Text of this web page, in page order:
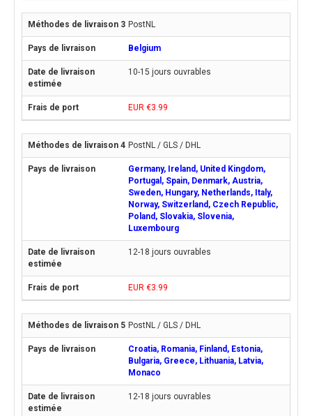
PostNL
Belgium
10-15 jours ouvrables
EUR €3.99
PostNL / GLS / DHL
Germany, Ireland, United Kingdom,
Portugal, Spain, Denmark, Austria,
Sweden, Hungary, Netherlands, Italy,
Norway, Switzerland, Czech Republic,
Poland, Slovakia, Slovenia,
Luxembourg
12-18 jours ouvrables
EUR €3.99
PostNL / GLS / DHL
Croatia, Romania, Finland, Estonia,
Bulgaria, Greece, Lithuania, Latvia,
Monaco
12-18 jours ouvrables